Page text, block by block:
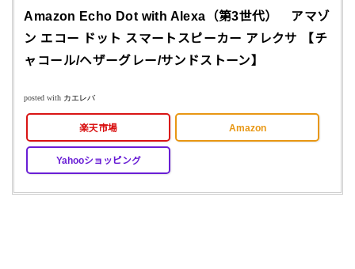
Amazon Echo Dot with Alexa（第3世代） アマゾ
ン エコー ドット スマートスピーカー アレクサ 【チ
ャコール/ヘザーグレー/サンドストーン】
posted with カエレバ
楽天市場 Amazon
Yahooショッピング